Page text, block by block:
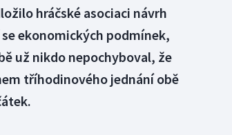
hráčské asociaci návrh
ekonomických podmínek,
už nikdo nepochyboval, že
tříhodinového jednání obě